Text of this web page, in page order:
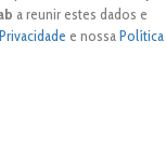
a reunir estes dados e
e nossaPolítica